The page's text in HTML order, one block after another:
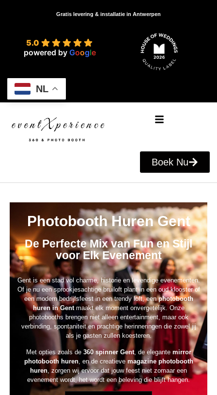
Gratis levering & installatie in Antwerpen
5.0
powered by Google
NL
Boek Nu
Photobooth Huren Gent
De Perfecte Mix van Fun en Stijl
voor Elk Evenement
Gent is een stad vol charme, historie en levendige evenementen.
Of je nu een sprookjesachtige bruiloft plant in een oud klooster of
een modern bedrijfsfeest in een trendy loft, eenphotobooth
huren in Gentmaakt elk moment onvergetelijk. Onze
photobooths brengen niet alleen entertainment, maar ook
verbinding, spontaniteit en prachtige herinneringen die zowel jij
als je gasten zullen koesteren.
Met opties zoals de 360 spinner Gent, de elegante mirror
photobooth huren, en de creatieve magazine photobooth
huren , zorgen wij ervoor dat jouw feest niet zomaar een
evenement wordt, het wordt een beleving die blijft hangen.